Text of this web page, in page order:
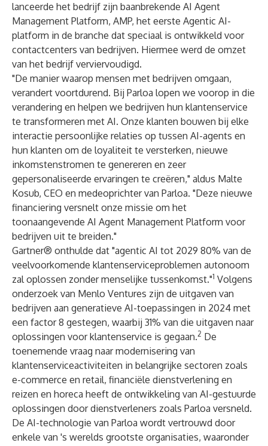
lanceerde het bedrijf zijn baanbrekende AI Agent
Management Platform, AMP, het eerste Agentic AI-
platform in de branche dat speciaal is ontwikkeld voor
contactcenters van bedrijven. Hiermee werd de omzet
van het bedrijf verviervoudigd.
"De manier waarop mensen met bedrijven omgaan,
verandert voortdurend. Bij Parloa lopen we voorop in die
verandering en helpen we bedrijven hun klantenservice
te transformeren met AI. Onze klanten bouwen bij elke
interactie persoonlijke relaties op tussen AI-agents en
hun klanten om de loyaliteit te versterken, nieuwe
inkomstenstromen te genereren en zeer
gepersonaliseerde ervaringen te creëren," aldus Malte
Kosub, CEO en medeoprichter van Parloa. "Deze nieuwe
financiering versnelt onze missie om het
toonaangevende AI Agent Management Platform voor
bedrijven uit te breiden."
Gartner® onthulde dat "agentic AI tot 2029 80% van de
veelvoorkomende klantenserviceproblemen autonoom
zal oplossen zonder menselijke tussenkomst."1 Volgens
onderzoek van Menlo Ventures zijn de uitgaven van
bedrijven aan generatieve AI-toepassingen in 2024 met
een factor 8 gestegen, waarbij 31% van die uitgaven naar
oplossingen voor klantenservice is gegaan.2 De
toenemende vraag naar modernisering van
klantenserviceactiviteiten in belangrijke sectoren zoals
e-commerce en retail, financiële dienstverlening en
reizen en horeca heeft de ontwikkeling van AI-gestuurde
oplossingen door dienstverleners zoals Parloa versneld.
De AI-technologie van Parloa wordt vertrouwd door
enkele van 's werelds grootste organisaties, waaronder